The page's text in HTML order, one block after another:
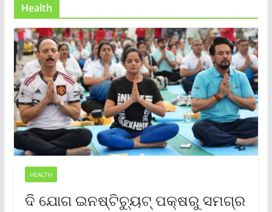
Health
HEALTH
ଦି ଯୋଗ ଇନଷ୍ଟିଚ୍ୟୁଟ୍ ପକ୍ଷରୁ ସମଗ୍ର